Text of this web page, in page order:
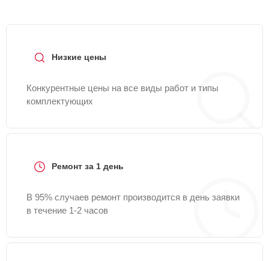
Низкие цены
Конкурентные цены на все виды работ и типы
комплектующих
Ремонт за 1 день
В 95% случаев ремонт производится в день заявки
в течение 1-2 часов